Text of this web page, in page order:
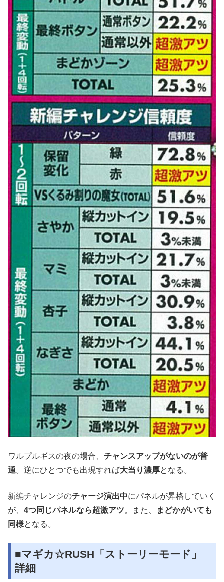
ワルプルギスの夜の場合、 チャンスアップがないのが普
通。逆にひとつでも出現すれば大当り濃厚となる。
新編チャレンジのチャージ演出中にパネルが昇格していく
が、 4つ同じパネルなら超激アツ。また、
まどかがいても
同様となる。
■マギカ☆RUSH「ストーリーモード」
詳細